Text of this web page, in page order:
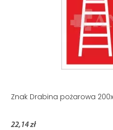
Znak Drabina pożarowa
22,14 zł